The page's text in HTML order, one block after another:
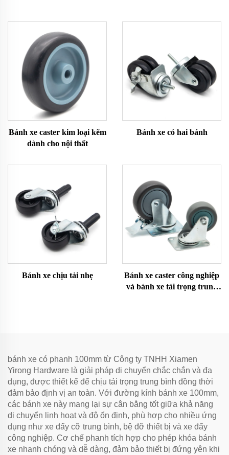
Bánh xe caster kim loại kẽm
dành cho nội thất
Bánh xe có hai bánh
Bánh xe chịu tải nhẹ
Bánh xe caster công nghiệp
và bánh xe tải trọng trung
bánh xe có phanh 100mm từ Công ty TNHH Xiamen
Yirong Hardware là giải pháp di chuyển chắc chắn và đa
dụng, được thiết kế để chịu tải trọng trung bình đồng thời
đảm bảo định vị an toàn. Với đường kính bánh xe 100mm,
các bánh xe này mang lại sự cân bằng tốt giữa khả năng
di chuyển linh hoạt và độ ổn định, phù hợp cho nhiều ứng
dụng như xe đẩy cỡ trung bình, bệ đỡ thiết bị và xe đẩy
công nghiệp. Cơ chế phanh tích hợp cho phép khóa bánh
xe nhanh chóng và dễ dàng, đảm bảo thiết bị đứng yên khi